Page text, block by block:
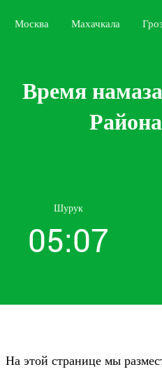
Москва Махачкала
Время
Шурук
05:07
На этой странице мы